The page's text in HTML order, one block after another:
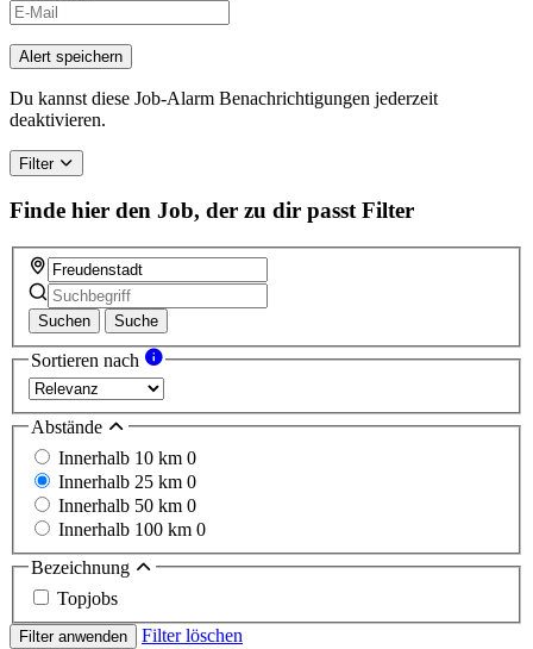
Alert speichern
Du kannst diese Job-Alarm Benachrichtigungen jederzeit
deaktivieren.
Filter
Finde hier den Job, der zu dir passt Filter
Suchen Suche
Sortieren nach
Abstände
Innerhalb 10 km 0
Innerhalb 25 km 0
Innerhalb 50 km 0
Innerhalb 100 km 0
Bezeichnung
Topjobs
Filter anwenden
Filter löschen